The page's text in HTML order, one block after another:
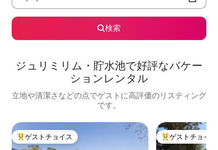
検索
ジュリミリム・貯水池で好評なバケー
ションレンタル
立地や清潔さなどの点でゲストに高評価のリスティング
です。
大好評のゲストチョイスです。
ゲストチョイス 大好評のゲスト
ゲストチョイス